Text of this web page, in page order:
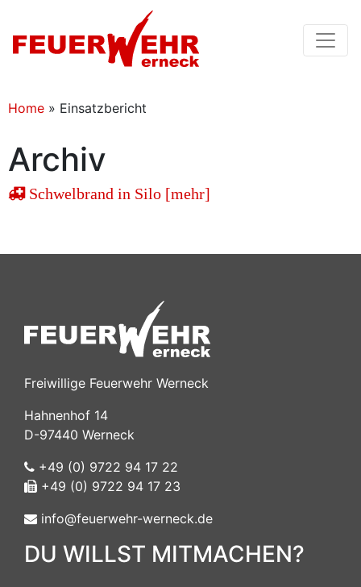
Home » Einsatzbericht
Archiv
Schwelbrand in Silo [mehr]
Freiwillige Feuerwehr Werneck
Hahnenhof 14
D-97440 Werneck
+49 (0) 9722 94 17 22
+49 (0) 9722 94 17 23
info@feuerwehr-werneck.de
DU WILLST MITMACHEN?